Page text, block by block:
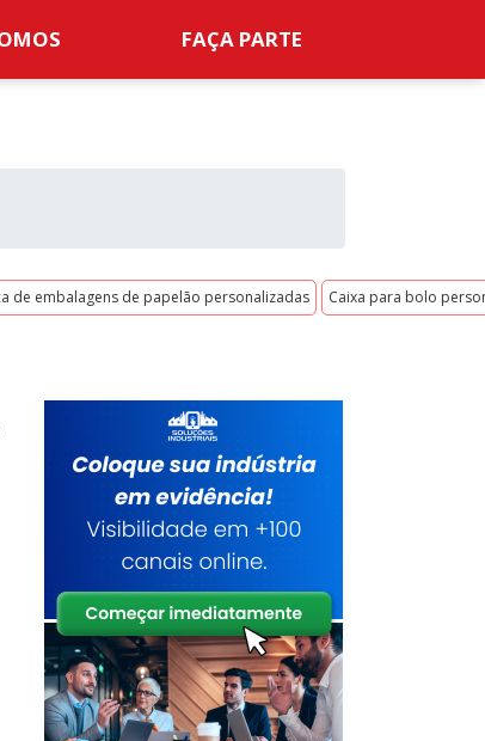
FAÇA PARTE
de embalagens de papelão personalizadas Caixa para bolo